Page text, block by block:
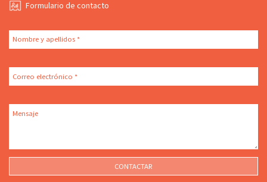
Formulario de contacto
Nombre y apellidos *
Correo electrónico *
Mensaje
CONTACTAR